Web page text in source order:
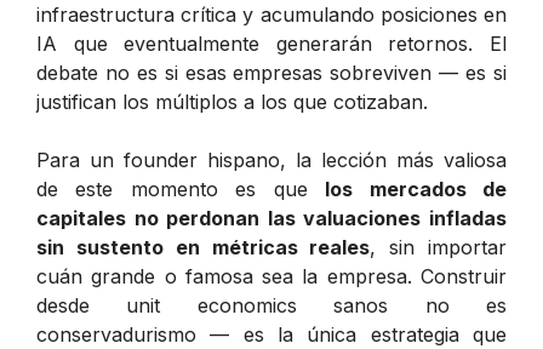
infraestructura crítica y acumulando posiciones en
IA que eventualmente generarán retornos. El
debate no es si esas empresas sobreviven — es si
justifican los múltiplos a los que cotizaban.
Para un founder hispano, la lección más valiosa
de este momento es que los mercados de
capitales no perdonan las valuaciones infladas
sin sustento en métricas reales, sin importar
cuán grande o famosa sea la empresa. Construir
desde unit economics sanos no es
conservadurismo — es la única estrategia que